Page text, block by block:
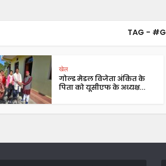
TAG -
खेल
गोल्ड मेडल विजेता अंकित के
पिता को यूसीएफ के अध्यक्ष...